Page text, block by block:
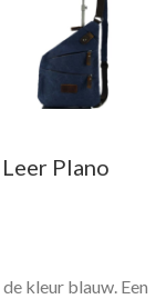
Plano
kleur blauw. Een